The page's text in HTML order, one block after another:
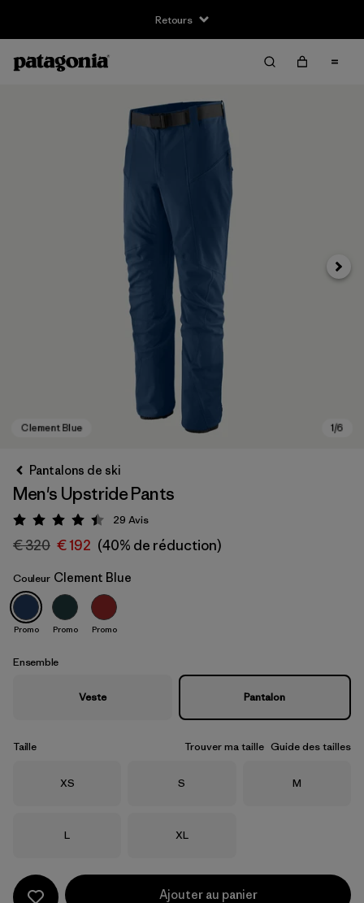
Retours
Clement Blue
Pantalons de ski
Men's Upstride Pants
Évaluation: 4.4 / 5
29 Avis
€ 320 € 192 (40% de réduction)
Couleur Clement Blue
Promo Promo Promo
Ensemble
Veste Pantalon
Taille Trouver ma taille Guide des tailles
Taille
XS Taille
S Taille
M
Taille
L Taille
XL
Ajouter au panier